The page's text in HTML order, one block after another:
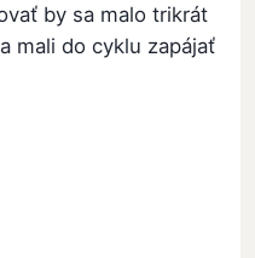
by sa malo trikrát
mali do cyklu zapájať